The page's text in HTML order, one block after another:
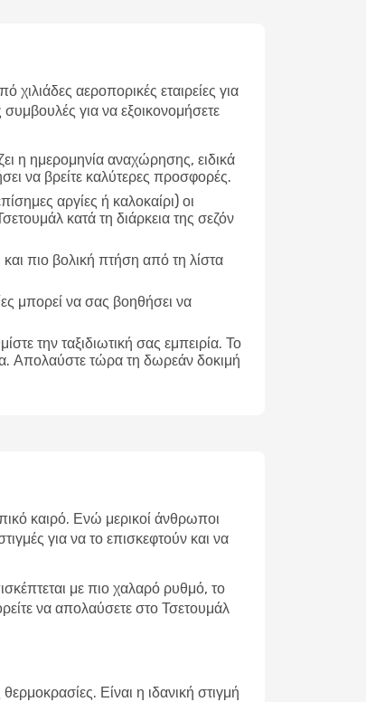
αεροπορικές εταιρείες για
για να εξοικονομήσετε
η ημερομηνία αναχώρησης, ειδικά
να βρείτε καλύτερες προσφορές.
αργίες ή καλοκαίρι) οι
κατά τη διάρκεια της σεζόν
και πιο βολική πτήση από τη λίστα
μπορεί να σας βοηθήσει να
την ταξιδιωτική σας εμπειρία. Το
Απολαύστε τώρα τη δωρεάν δοκιμή
καιρό. Ενώ μερικοί άνθρωποι
για να το επισκεφτούν και να
με πιο χαλαρό ρυθμό, το
να απολαύσετε στο Τσετουμάλ
Είναι η ιδανική στιγμή